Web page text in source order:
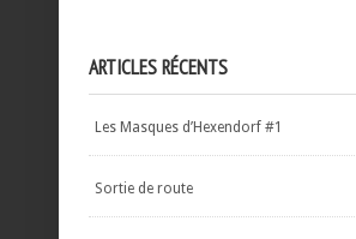
ARTICLES RÉCENTS
Les Masques d’Hexendorf #1
Sortie de route